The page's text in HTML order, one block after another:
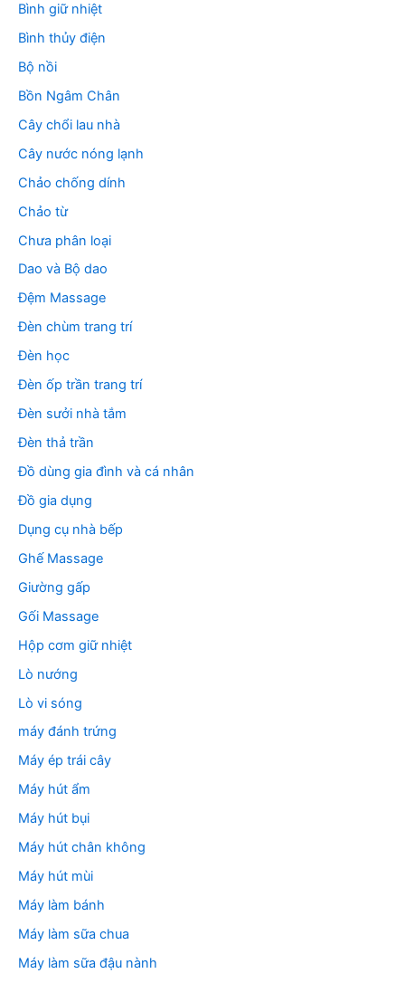
Bình giữ nhiệt
Bình thủy điện
Bộ nồi
Bồn Ngâm Chân
Cây chổi lau nhà
Cây nước nóng lạnh
Chảo chống dính
Chảo từ
Chưa phân loại
Dao và Bộ dao
Đệm Massage
Đèn chùm trang trí
Đèn học
Đèn ốp trần trang trí
Đèn sưởi nhà tắm
Đèn thả trần
Đồ dùng gia đình và cá nhân
Đồ gia dụng
Dụng cụ nhà bếp
Ghế Massage
Giường gấp
Gối Massage
Hộp cơm giữ nhiệt
Lò nướng
Lò vi sóng
máy đánh trứng
Máy ép trái cây
Máy hút ẩm
Máy hút bụi
Máy hút chân không
Máy hút mùi
Máy làm bánh
Máy làm sữa chua
Máy làm sữa đậu nành